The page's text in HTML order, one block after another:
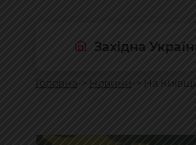
Західна
Головна Новини На